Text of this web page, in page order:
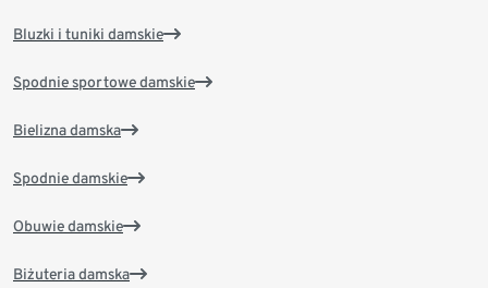
Bluzki i tuniki damskie
Spodnie sportowe damskie
Bielizna damska
Spodnie damskie
Obuwie damskie
Biżuteria damska